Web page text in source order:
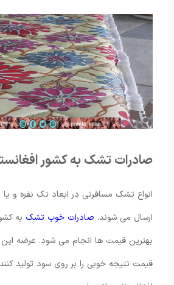
صادرات تشک به کشور
انواع تشک مسافرتی در ابعاد تک نفره و یا
ارسال می ‌شوند. صادرات خوب تشک به
بهترین قیمت ها انجام می شود. عرضه
قیمت نتیجه خوبی را بر روی سود تولید